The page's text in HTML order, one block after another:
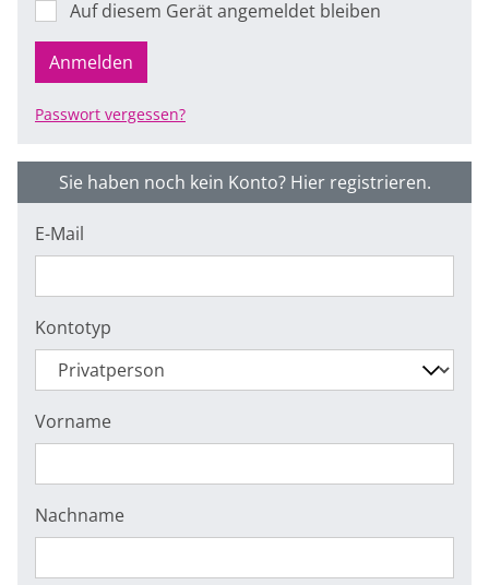
Auf diesem Gerät angemeldet bleiben
Anmelden
Passwort vergessen?
Sie haben noch kein Konto? Hier registrieren.
E-Mail
Kontotyp
Vorname
Nachname